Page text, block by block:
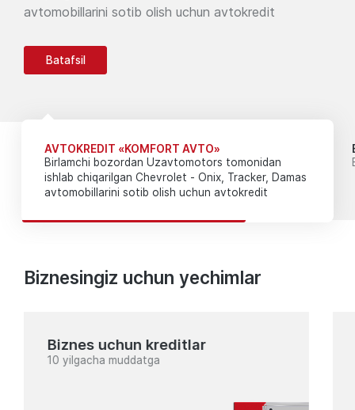
avtomobillarini sotib olish uchun avtokredit
Batafsil
AVTOKREDIT «KOMFORT AVTO»
Birlamchi bozordan Uzavtomotors tomonidan
ishlab chiqarilgan Chevrolet - Onix, Tracker, Damas
avtomobillarini sotib olish uchun avtokredit
Biznesingiz uchun yechimlar
Biznes uchun kreditlar
10 yilgacha muddatga